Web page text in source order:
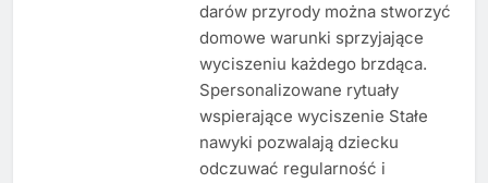
darów przyrody można stworzyć
domowe warunki sprzyjające
wyciszeniu każdego brzdąca.
Spersonalizowane rytuały
wspierające wyciszenie Stałe
nawyki pozwalają dziecku
odczuwać regularność i